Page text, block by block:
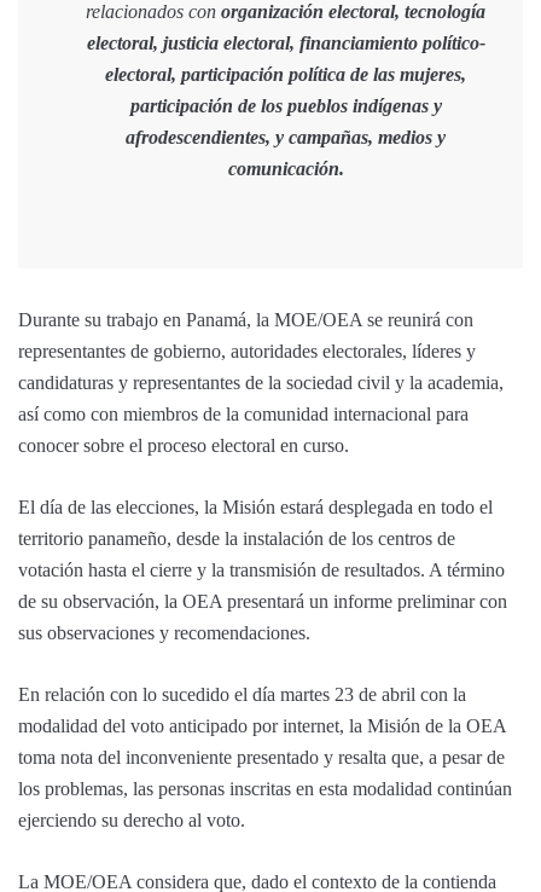
relacionados con organización electoral, tecnología
electoral, justicia electoral, financiamiento político-
electoral, participación política de las mujeres,
participación de los pueblos indígenas y
afrodescendientes, y campañas, medios y
comunicación.
Durante su trabajo en Panamá, la MOE/OEA se reunirá con
representantes de gobierno, autoridades electorales, líderes y
candidaturas y representantes de la sociedad civil y la academia,
así como con miembros de la comunidad internacional para
conocer sobre el proceso electoral en curso.
El día de las elecciones, la Misión estará desplegada en todo el
territorio panameño, desde la instalación de los centros de
votación hasta el cierre y la transmisión de resultados. A término
de su observación, la OEA presentará un informe preliminar con
sus observaciones y recomendaciones.
En relación con lo sucedido el día martes 23 de abril con la
modalidad del voto anticipado por internet, la Misión de la OEA
toma nota del inconveniente presentado y resalta que, a pesar de
los problemas, las personas inscritas en esta modalidad continúan
ejerciendo su derecho al voto.
La MOE/OEA considera que, dado el contexto de la contienda